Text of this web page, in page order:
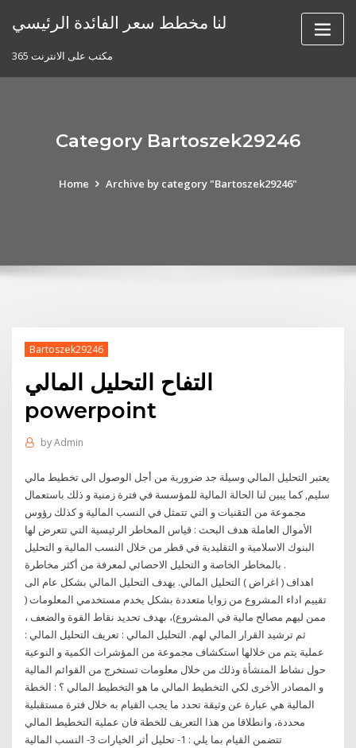
لنا مخطط سعر الفائدة الرئيسي
مكتب على الانترنت 365
Category Bartoszek29246
Home Archive by category "Bartoszek29246"
Bartoszek29246
التفاح التحليل المالي
powerpoint
byAdmin
يعتبر التحليل المالي وسيلة جد ضرورية من أجل الوصول الى تخطيط مالي
سليم, كما يبين لنا الحالة المالية للمؤسسة في فترة زمنية و ذلك باستعمال
مجموعة من التقنيات و التي تتمثل في النسب المالية و كذلك رؤوس
الأموال العاملة هدف البحث : قياس المخاطر الرئيسية التي تتعرض لها
البنوك الاسلامية و التقليدية في قطر من خلال النسب المالية و التحليل
بالمخاطر الخاصة و التحليل الاحصائي لمعرفة من أكثر مخاطرة .
اهداف ( اغراض ) التحليل المالي. يهدف التحليل المالي بشكل عام الى
تقييم اداء المشروع من زوايا متعددة بشكل يخدم مستخدمي المعلومات (
ممن ليهم مصالح مالية في المشروع)، بهدف تحديد نقاط القوة والضعف ،
ثم ترشيد القرار المالي لهم. التحليل المالي : تعريف التحليل المالي :
عملية يتم من خلالها استكشاف مجموعة من المؤشرات الكمية و النوعية
حول نشاط المنشأة وذلك من خلال معلومات تستخرج من القوائم المالية
و المصادر الأخرى لكي التخطيط المالي ما هو التخطيط المالي ؟ : الخطة
المالية هي عبارة عن وثيقة تحدد ما يجب القيام به خلال فترة مستقبلية
محددة، وانطلاقا من هذا التعريف للخطة فان عملية التخطيط المالي
تتضمن القيام بما يلي : 1- تحليل أثر الخيارات 3- النسب المالية